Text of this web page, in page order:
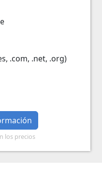
.com, .net, .org)
los precios